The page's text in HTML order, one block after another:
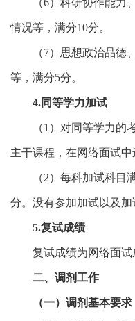
（6）科研协作能力
情况等，满分10分。
（7）思想政治品德
等，满分5分。
4.同等学力加试
（1）对同等学力的
主干课程，在网络面试中
（2）每科加试科目
分。没有参加加试以及加
5.复试成绩
复试成绩为网络面试
二、调剂工作
（一） 调剂基本要求